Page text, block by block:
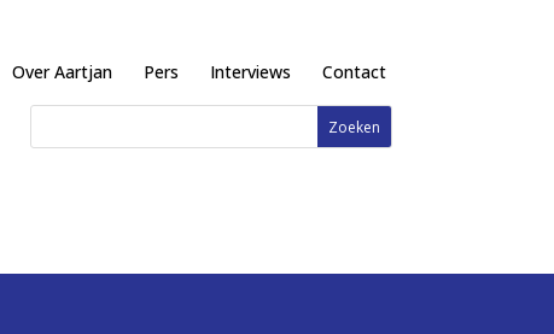
Over Aartjan Pers Interviews Contact